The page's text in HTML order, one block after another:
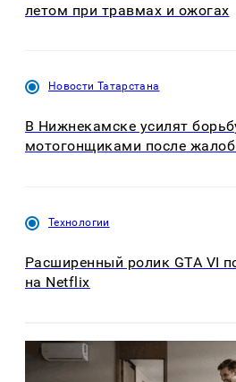
летом при травмах и ожогах
Новости Татарстана
В Нижнекамске усилят
мотогонщиками после
Технологии
Расширенный ролик GTA VI
на Netflix